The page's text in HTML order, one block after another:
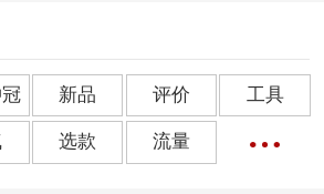
新品 评价 工具
选款 流量